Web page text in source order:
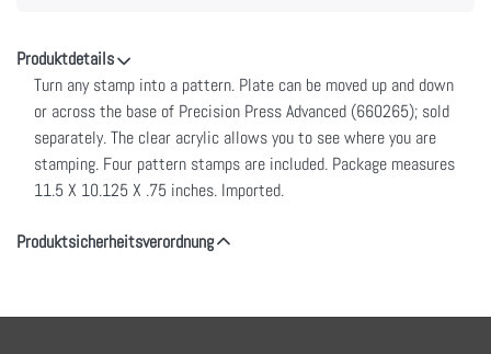
Produktdetails
Turn any stamp into a pattern. Plate can be moved up and down
or across the base of Precision Press Advanced (660265); sold
separately. The clear acrylic allows you to see where you are
stamping. Four pattern stamps are included. Package measures
11.5 X 10.125 X .75 inches. Imported.
Produktsicherheitsverordnung